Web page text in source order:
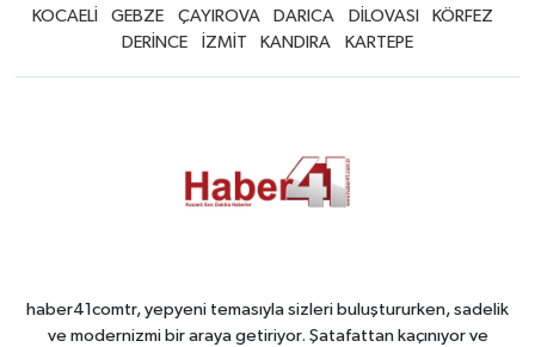
KOCAELİ GEBZE ÇAYIROVA DARICA DİLOVASI
KÖRFEZ
DERİNCE
İZMİT KANDIRA KARTEPE
haber41comtr, yepyeni temasıyla sizleri buluştururken, sadelik
ve modernizmi bir araya getiriyor. Şatafattan kaçınıyor ve